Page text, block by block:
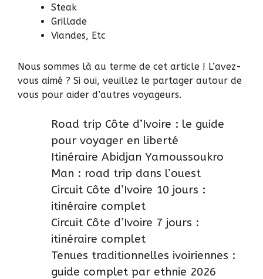
Steak
Grillade
Viandes, Etc
Nous sommes là au terme de cet article ! L’avez-
vous aimé ? Si oui, veuillez le partager autour de
vous pour aider d’autres voyageurs.
Road trip Côte d’Ivoire : le guide
pour voyager en liberté
Itinéraire Abidjan Yamoussoukro
Man : road trip dans l’ouest
Circuit Côte d’Ivoire 10 jours :
itinéraire complet
Circuit Côte d’Ivoire 7 jours :
itinéraire complet
Tenues traditionnelles ivoiriennes :
guide complet par ethnie 2026